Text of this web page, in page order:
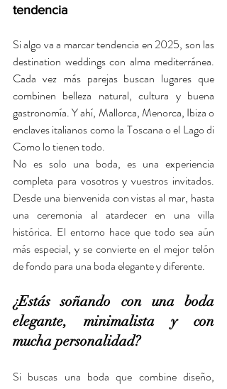
tendencia
Si algo va a marcar tendencia en 2025, son las
destination weddings con alma mediterránea.
Cada vez más parejas buscan lugares que
combinen belleza natural, cultura y buena
gastronomía. Y ahí, Mallorca, Menorca, Ibiza o
enclaves italianos como la Toscana o el Lago di
Como lo tienen todo.
No es solo una boda, es una experiencia
completa para vosotros y vuestros invitados.
Desde una bienvenida con vistas al mar, hasta
una ceremonia al atardecer en una villa
histórica. El entorno hace que todo sea aún
más especial, y se convierte en el mejor telón
de fondo para una boda elegante y diferente.
¿Estás soñando con una boda
elegante, minimalista y con
mucha personalidad?
Si buscas una boda que combine diseño,